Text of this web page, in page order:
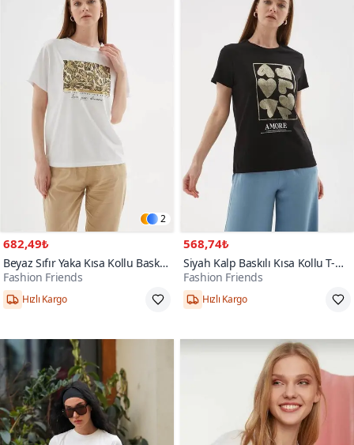
2
682,49₺
Beyaz Sıfır Yaka Kısa Kollu Baskılı
T-shirt
Fashion Friends
Hızlı Kargo
568,74₺
Siyah Kalp Baskılı Kısa Kollu T-
shirt
Fashion Friends
Hızlı Kargo